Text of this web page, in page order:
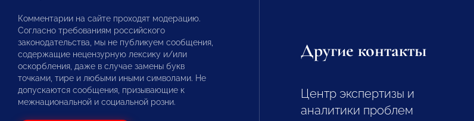
Комментарии на сайте проходят модерацию.
Согласно требованиям российского
законодательства, мы не публикуем сообщения,
содержащие нецензурную лексику и/или
оскорбления, даже в случае замены букв
точками, тире и любыми иными символами. Не
допускаются сообщения, призывающие к
межнациональной и социальной розни.
Другие контакты
Центр экспертизы и
аналитики проблем